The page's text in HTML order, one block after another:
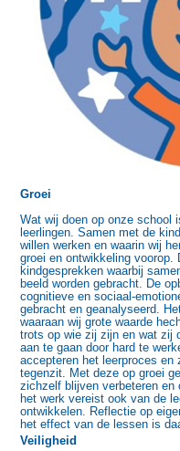
Groei
Wat wij doen op onze school
leerlingen. Samen met de
willen werken en waarin wij
groei en ontwikkeling voorop.
kindgesprekken waarbij
beeld worden gebracht. De
cognitieve en sociaal-
gebracht en geanalyseerd.
waaraan wij grote waarde
trots op wie zij zijn en wat zij
aan te gaan door hard te
accepteren het leerproces en
tegenzit. Met deze op groei
zichzelf blijven verbeteren
het werk vereist ook van de
ontwikkelen. Reflectie op
het effect van de lessen is
Veiligheid